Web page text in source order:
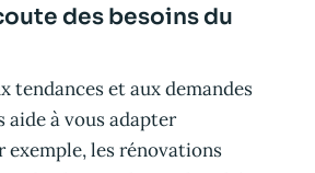
des besoins du
tendances et aux demandes
aide à vous adapter
exemple, les rénovations